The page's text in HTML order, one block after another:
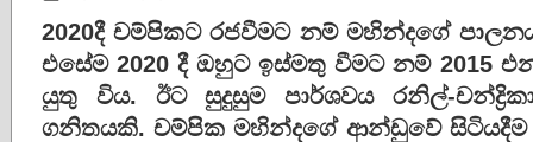
2020දී චම්පිකට රජවීමට නම් මහින්දගේ
එසේම 2020 දී ඔහුට ඉස්මතු වීමට නම් 2015
යුතු විය. ඊට සුදුසුම පාර්ශවය රනිල්-
ගනිතයකි. චම්පික මහින්දගේ ආන්ඩුවේ සිටියදීම